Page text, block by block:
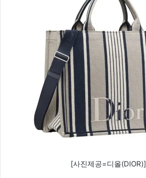
[사진제공=디올(DIOR)]